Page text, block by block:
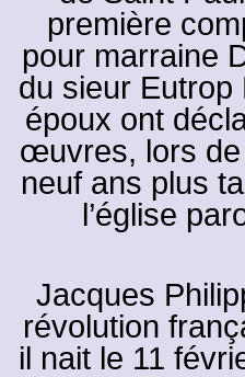
première
pour marraine
du sieur Eutrop
époux ont
œuvres, lors de
neuf ans plus
l’église
Jacques
révolution
il nait le 11